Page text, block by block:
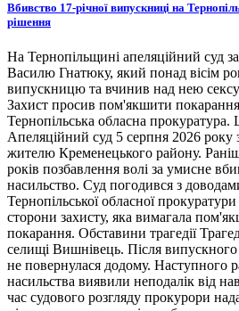
Вбивство 17-річної випускниці на
рішення
На Тернопільщині апеляційний суд
Василю Гнатюку, який понад вісім
випускницю та вчинив над нею
Захист просив пом'якшити
Тернопільська обласна
Апеляційний суд 5 серпня 2026 року
жителю Кременецького району.
років позбавлення волі за умисне
насильство. Суд погодився з
Тернопільської обласної
сторони захисту, яка вимагала
покарання. Обставини трагедії
селищі Вишнівець. Після випускного
не повернулася додому. Наступного
насильства виявили неподалік від
час судового розгляду прокурори